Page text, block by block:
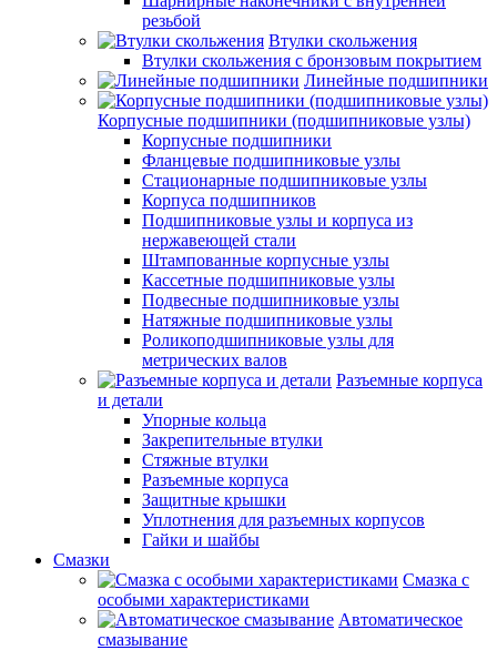
резьбой
Втулки скольжения
Втулки скольжения с бронзовым покрытием
Линейные подшипники
Корпусные подшипники (подшипниковые узлы)
Корпусные подшипники
Фланцевые подшипниковые узлы
Стационарные подшипниковые узлы
Корпуса подшипников
Подшипниковые узлы и корпуса из
нержавеющей стали
Штампованные корпусные узлы
Кассетные подшипниковые узлы
Подвесные подшипниковые узлы
Натяжные подшипниковые узлы
Роликоподшипниковые узлы для
метрических валов
Разъемные корпуса
и детали
Упорные кольца
Закрепительные втулки
Стяжные втулки
Разъемные корпуса
Защитные крышки
Уплотнения для разъемных корпусов
Гайки и шайбы
Смазки
Смазка с
особыми характеристиками
Автоматическое
смазывание